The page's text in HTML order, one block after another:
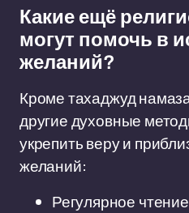
Какие ещё
могут помочь в
желаний?
Кроме тахаджуд
другие духовные
укрепить веру и
желаний:
Регулярное